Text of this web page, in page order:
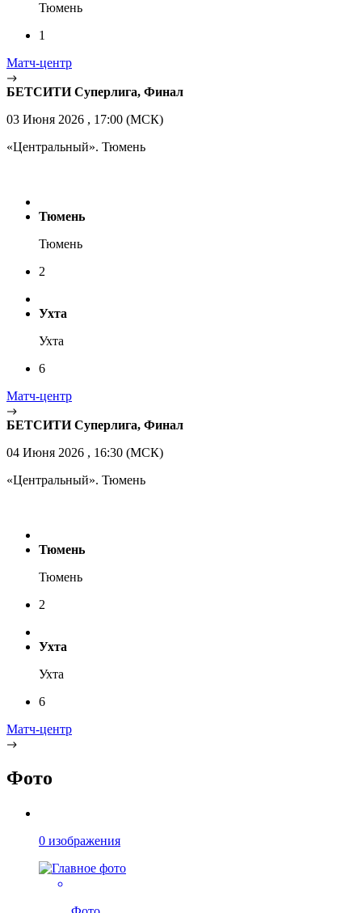
Тюмень
1
Матч-центр
БЕТСИТИ Суперлига, Финал
03 Июня 2026 , 17:00 (МСК)
«Центральный». Тюмень
Тюмень
Тюмень
2
Ухта
Ухта
6
Матч-центр
БЕТСИТИ Суперлига, Финал
04 Июня 2026 , 16:30 (МСК)
«Центральный». Тюмень
Тюмень
Тюмень
2
Ухта
Ухта
6
Матч-центр
Фото
0 изображения